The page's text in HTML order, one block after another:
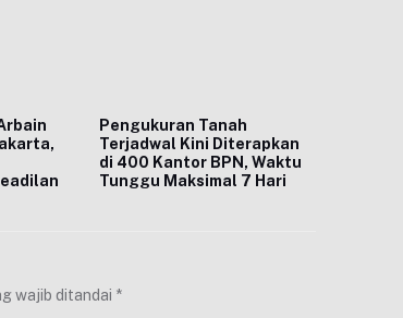
Pengukuran Tanah
Terjadwal Kini Diterapkan
di 400 Kantor BPN, Waktu
Tunggu Maksimal 7 Hari
wajib ditandai *